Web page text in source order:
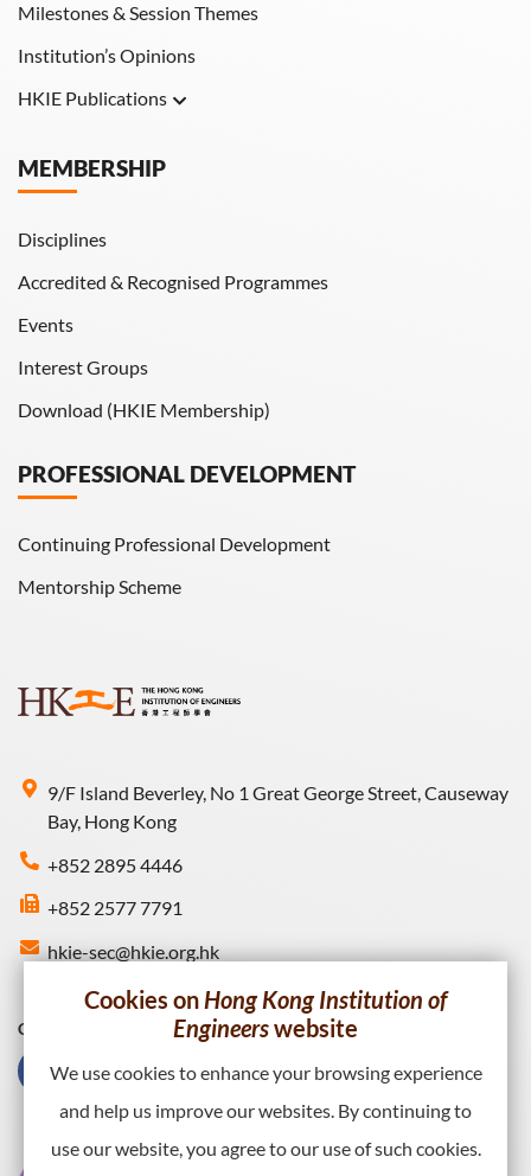
9/F Island Beverley, No 1 Great George Street, Causeway
Bay, Hong Kong
+852 2895 4446
+852 2577 7791
hkie-sec@hkie.org.hk
Milestones & Session Themes
Institution’s Opinions
HKIE Publications
HKIE Transactions
MEMBERSHIP
Disciplines
Accredited & Recognised Programmes
Events
Interest Groups
Download (HKIE Membership)
PROFESSIONAL DEVELOPMENT
Continuing Professional Development
Mentorship Scheme
Connect with HKIE
Cookies onHong Kong Institution of
Engineerswebsite
We use cookies to enhance your browsing experience
and help us improve our websites. By continuing to
use our website, you agree to our use of such cookies.